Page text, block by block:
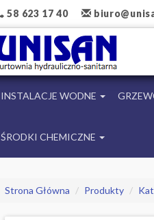
58 623 17 40
INSTALACJE WODNE
ŚRODKI CHEMICZNE
Strona Główna Produkty